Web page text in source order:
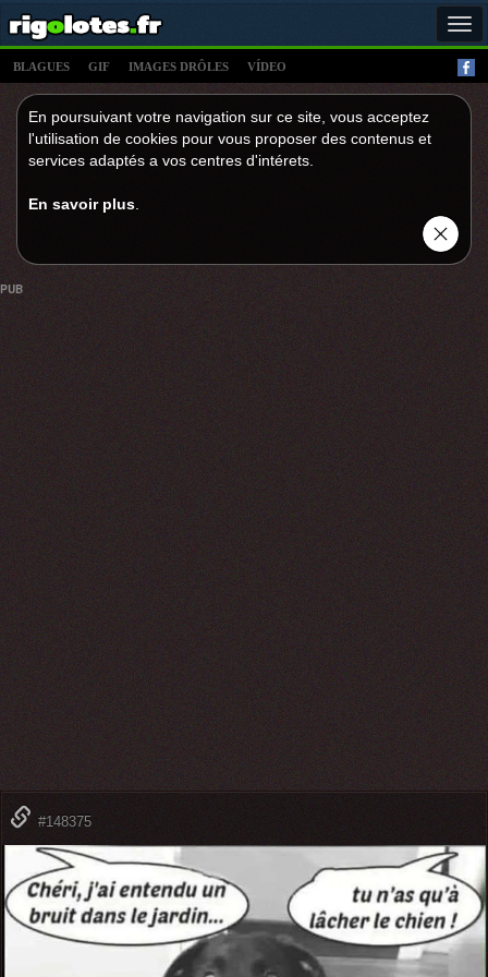
BLAGUES GIF IMAGES DRÔLES VÍDEO
En poursuivant votre navigation sur ce site, vous acceptez
l'utilisation de cookies pour vous proposer des contenus et
services adaptés a vos centres d'intérets.
En savoir plus
PUB
#148375